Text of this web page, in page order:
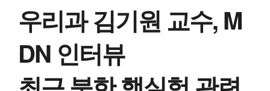
우리과 김기원 교수, M
DN 인터뷰